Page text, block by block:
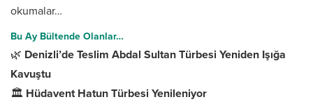
okumalar…
Bu Ay Bültende Olanlar…
🌿 Denizli’de Teslim Abdal Sultan Türbesi Yeniden Işığa
Kavuştu
🏛️ Hüdavent Hatun Türbesi Yenileniyor